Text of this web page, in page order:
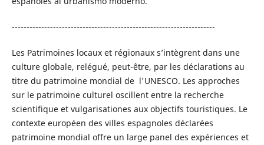
---------------------------------------------------------------------
Les Patrimoines locaux et régionaux s’intègrent dans une
culture globale, relégué, peut-être, par les déclarations au
titre du patrimoine mondial de l'UNESCO. Les approches
sur le patrimoine culturel oscillent entre la recherche
scientifique et vulgarisationes aux objectifs touristiques. Le
contexte européen des villes espagnoles déclarées
patrimoine mondial offre un large panel des expériences et